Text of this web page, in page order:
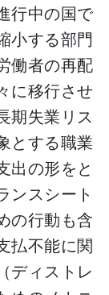
行中の国で
小する部門
働者の再配
に移行させ
期失業リス
とする職業
出の形をと
ンスシート
の行動も含
払不能に関
ディストレ